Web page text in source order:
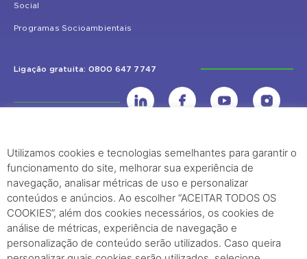
Social
Programas Socioambientais
Ligação gratuita: 0800 647 7747
UHE Jirau
Rodovia BR-364, KM 824 S/Nº - Distrito de Jaci Paraná – Porto Velho
(RO) – CEP: 76840-000 – Telefone: (69) 2182.8600
Rio de Janeiro (RJ)
Edifício Palácio Austregésilo de Athayde Av. Presidente Wilson, 231 -
Utilizamos cookies e tecnologias semelhantes para garantir o
funcionamento do site, melhorar sua experiência de
navegação, analisar métricas de uso e personalizar
conteúdos e anúncios. Ao escolher “ACEITAR TODOS OS
COOKIES”, além dos cookies necessários, os cookies de
análise de métricas, experiência de navegação e
personalização de conteúdo serão utilizados. Caso queira